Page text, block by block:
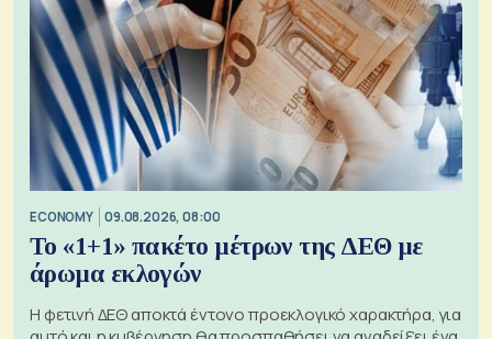
ECONOMY 09.08.2026, 08:00
Το «1+1» πακέτο μέτρων της ΔΕΘ με
άρωμα εκλογών
Η φετινή ΔΕΘ αποκτά έντονο προεκλογικό χαρακτήρα, για